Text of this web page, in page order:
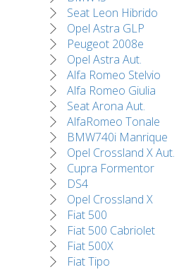
Seat Leon Hibrido
Opel Astra GLP
Peugeot 2008e
Opel Astra Aut.
Alfa Romeo Stelvio
Alfa Romeo Giulia
Seat Arona Aut.
AlfaRomeo Tonale
BMW740i Manrique
Opel Crossland X Aut.
Cupra Formentor
DS4
Opel Crossland X
Fiat 500
Fiat 500 Cabriolet
Fiat 500X
Fiat Tipo